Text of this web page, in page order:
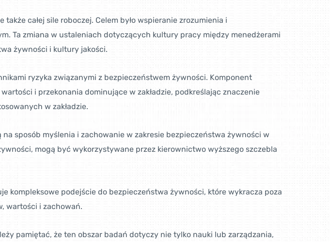
całej sile roboczej. Celem było wspieranie zrozumienia i
Ta zmiana w ustaleniach dotyczących kultury pracy między menedżerami
żywności i kultury jakości.
ryzyka związanymi z bezpieczeństwem żywności. Komponent
i przekonania dominujące w zakładzie, podkreślając znaczenie
w zakładzie.
sposób myślenia i zachowanie w zakresie bezpieczeństwa żywności w
mogą być wykorzystywane przez kierownictwo wyższego szczebla
kompleksowe podejście do bezpieczeństwa żywności, które wykracza poza
wartości i zachowań.
pamiętać, że ten obszar badań dotyczy nie tylko nauki lub zarządzania,